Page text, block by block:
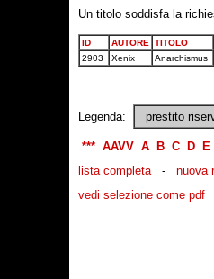
Un titolo soddisfa la
ID AUTORE TITOLO
2903
Xenix Anarchismus
Legenda: prestito
*** AAVV A B C D E
lista completa- nuova
vedi selezione come pdf